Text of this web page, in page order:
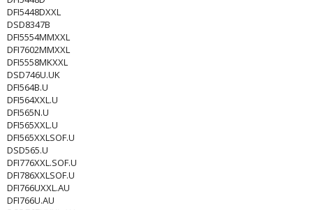
DFI5448DXXL
DSD8347B
DFI5554MMXXL
DFI7602MMXXL
DFI5558MKXXL
DSD746U.UK
DFI564B.U
DFI564XXL.U
DFI565N.U
DFI565XXL.U
DFI565XXLSOF.U
DSD565.U
DFI776XXL.SOF.U
DFI786XXLSOF.U
DFI766UXXL.AU
DFI766U.AU